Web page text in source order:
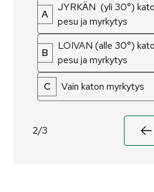
A
JYRKÄN (yli 30°)
pesu ja myrkytys
B
LOIVAN (alle 30°)
pesu ja myrkytys
C Vain katon myrkytys
2/3